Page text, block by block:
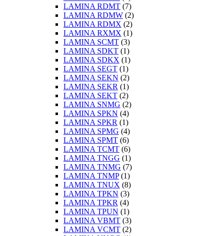
LAMINA RDMT (7)
LAMINA RDMW (2)
LAMINA RDMX (2)
LAMINA RXMX (1)
LAMINA SCMT (3)
LAMINA SDKT (1)
LAMINA SDKX (1)
LAMINA SEGT (1)
LAMINA SEKN (2)
LAMINA SEKR (1)
LAMINA SEKT (2)
LAMINA SNMG (2)
LAMINA SPKN (4)
LAMINA SPKR (1)
LAMINA SPMG (4)
LAMINA SPMT (6)
LAMINA TCMT (6)
LAMINA TNGG (1)
LAMINA TNMG (7)
LAMINA TNMP(1)
LAMINA TNUX (8)
LAMINA TPKN (3)
LAMINA TPKR (4)
LAMINA TPUN (1)
LAMINA VBMT (3)
LAMINA VCMT (2)